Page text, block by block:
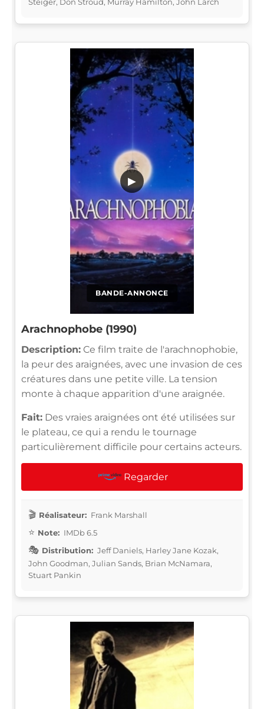
BANDE-ANNONCE
▶
Arachnophobe (1990)
Description: Ce film traite de l'arachnophobie,
la peur des araignées, avec une invasion de ces
créatures dans une petite ville. La tension
monte à chaque apparition d'une araignée.
Fait: Des vraies araignées ont été utilisées sur
le plateau, ce qui a rendu le tournage
particulièrement difficile pour certains acteurs.
Regarder
Réalisateur: Frank Marshall
Note: IMDb 6.5
Distribution: Jeff Daniels, Harley Jane Kozak,
John Goodman, Julian Sands, Brian McNamara,
Stuart Pankin